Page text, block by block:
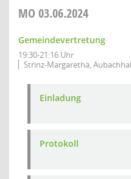
MO 03.06.2024
Gemeindevertretung
19:30-21:16 Uhr
Strinz-Margarethä,
Einladung
Protokoll